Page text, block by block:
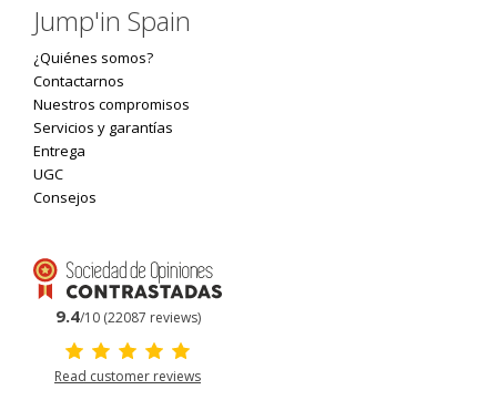
Jump'in Spain
¿Quiénes somos?
Contactarnos
Nuestros compromisos
Servicios y garantías
Entrega
UGC
Consejos
9.4/10 (22087 reviews)
Read customer reviews